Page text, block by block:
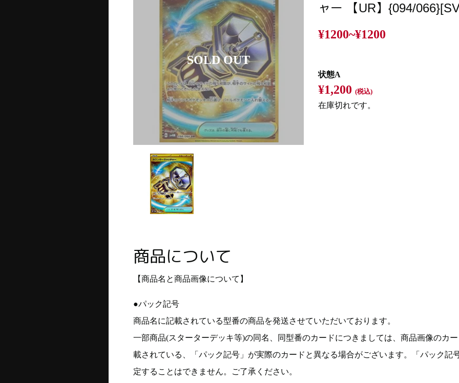
ャー 【UR】{094/
¥1200~¥1200
状態A
¥1,200(税込)
在庫切れです。
商品について
【商品名と商品画像について】
●パック記号
商品名に記載されている型番の商品を発送させていただいております。
一部商品(スターターデッキ等)の同名、同型番のカードにつきましては、商品画像のカ
載されている、「パック記号」が実際のカードと異なる場合がございます。「パック記
定することはできません。ご了承ください。